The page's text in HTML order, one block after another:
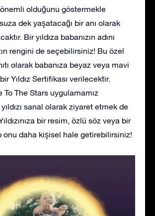
olduğunu göstermekle
dek yaşatacağı bir anı olarak
Bir yıldıza babanızın adını
rengini de seçebilirsiniz! Bu özel
olarak babanıza beyaz veya mavi
Yıldız Sertifikası verilecektir.
To The Stars uygulamamız
sanal olarak ziyaret etmek de
bir resim, özlü söz veya bir
onu daha kişisel hale getirebilirsiniz!